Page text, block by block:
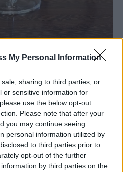
My Personal Information
sharing to third parties, or
or sensitive information for
use the below opt-out
Please note that after your
you may continue seeing
personal information utilized by
to third parties prior to
opt-out of the further
by third parties on the
Atollo Příbram |
τα νύχια σου, ξεκινάς με μια
εφαρμόζεις δύο λεπτές
με ένα top coat για
πρέπει να στεγνώνει καλά